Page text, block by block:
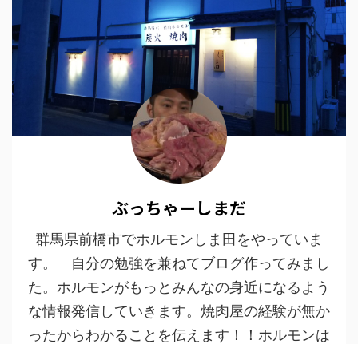
ぶっちゃーしまだ
群馬県前橋市でホルモンしま田をやっていま
す。 自分の勉強を兼ねてブログ作ってみまし
た。ホルモンがもっとみんなの身近になるよう
な情報発信していきます。焼肉屋の経験が無か
ったからわかることを伝えます！！ホルモンは